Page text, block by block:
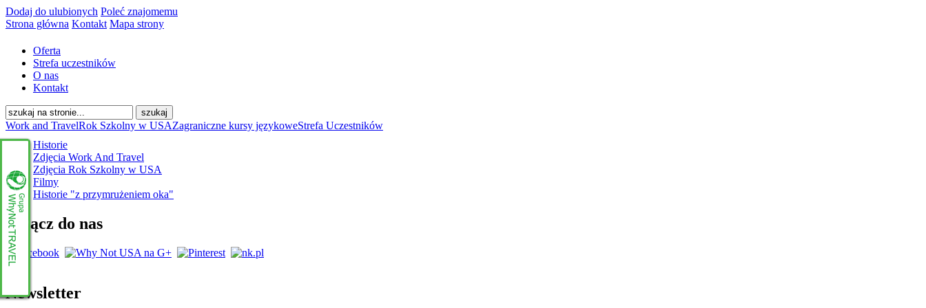
Dodaj do ulubionych Poleć znajomemu
Strona główna Kontakt Mapa strony
Oferta
Strefa uczestników
O nas
Kontakt
Work and TravelRok Szkolny w USAZagraniczne kursy językoweStrefa Uczestników
Historie
Zdjęcia Work And Travel
Zdjęcia Rok Szkolny w USA
Filmy
Historie "z przymrużeniem oka"
Dołącz do nas
Newsletter
www.whynottravel.pl